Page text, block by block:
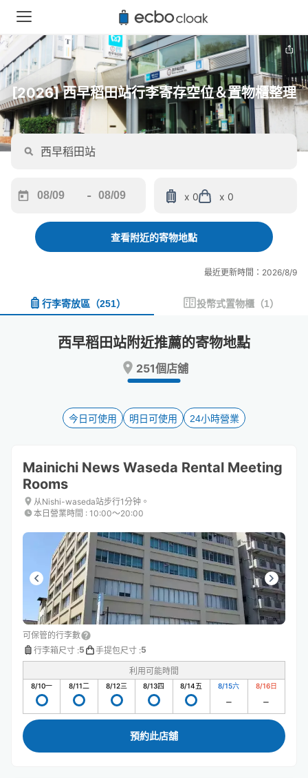
[2026] 西早稻田站行李寄存空位＆置物櫃整理
forward
interact
and
date.
the
keyboard
shortcuts
for
changing
-
backward
interact
and
a
date.
Press
key
to
keyboard
for
changing
x 0 x 0
查看附近的寄物地點
最近更新時間：2026/8/9
行李寄放區 （251） 投幣式置物櫃 （1）
西早稻田站附近推薦的寄物地點
251個店舖
今日可使用 明日可使用 24小時營業
Mainichi News Waseda Rental Meeting
Rooms
从Nishi-waseda站步行1分钟。
本日營業時間 : 10:00〜20:00
可保管的行李數
行李箱尺寸 :5 手提包尺寸 :5
利用可能時間
8/10一 8/11二 8/12三 8/13四 8/14五 8/15六 8/16日
預約此店舖